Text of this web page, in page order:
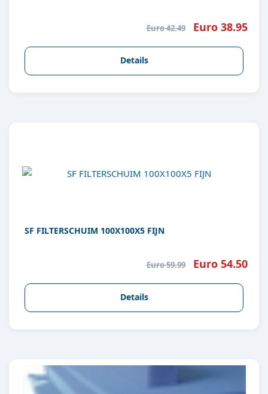
Euro 42.49 Euro 38.95
Details
SF FILTERSCHUIM 100X100X5 FIJN
Euro 59.99 Euro 54.50
Details